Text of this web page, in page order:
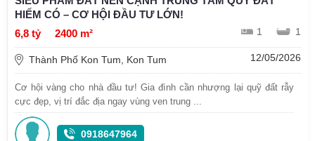
HIẾM CÓ – CƠ HỘI ĐẦU TƯ LỚN!
6,8 tỷ
2400 m² 1 1
Thành Phố Kon Tum, Kon Tum 12/05/2026
Cơ hội vàng cho nhà đầu tư! Gia đình cần nhượng lại quỹ đất rẫy
cực đẹp, vị trí đắc địa ngay vùng ven trung ...
0918647964